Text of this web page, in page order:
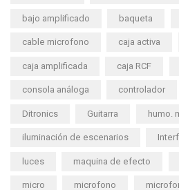
bajo amplificado baqueta
cable microfono caja activa
caja amplificada caja RCF
consola análoga controlador
Ditronics Guitarra humo.
iluminación de escenarios
luces maquina de efecto
micro microfono